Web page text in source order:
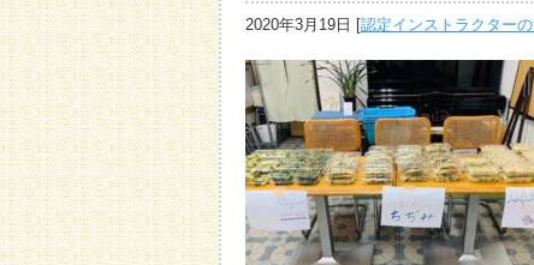
2020年3月19日 [認定インストラクター